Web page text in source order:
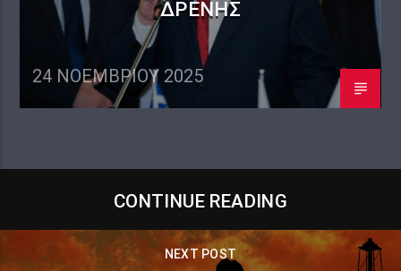
ΔΡΈΝΗΣ
24 ΝΟΕΜΒΡΊΟΥ 2025
CONTINUE READING
NEXT POST